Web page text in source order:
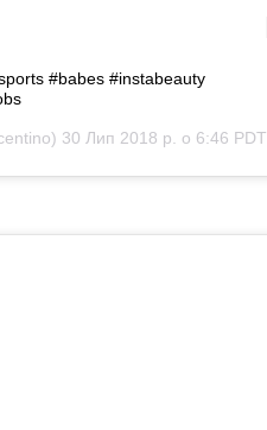
#babes #instabeauty
30 Лип 2018 р. о 6:46 PDT